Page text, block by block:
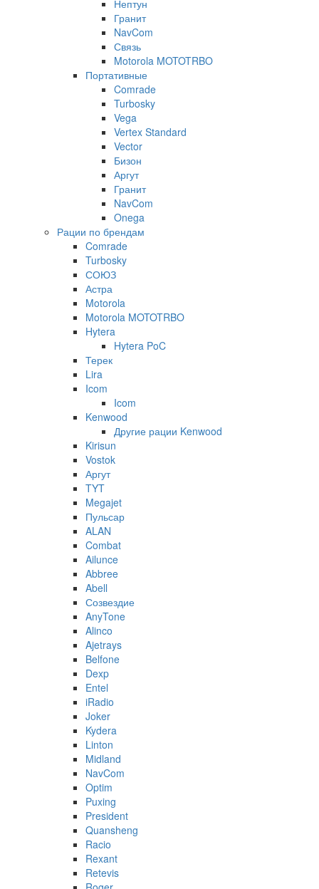
Нептун
Гранит
NavCom
Связь
Motorola MOTOTRBO
Портативные
Comrade
Turbosky
Vega
Vertex Standard
Vector
Бизон
Аргут
Гранит
NavCom
Onega
Рации по брендам
Comrade
Turbosky
СОЮЗ
Астра
Motorola
Motorola MOTOTRBO
Hytera
Hytera PoC
Терек
Lira
Icom
Icom
Kenwood
Другие рации Kenwood
Kirisun
Vostok
Аргут
TYT
Megajet
Пульсар
ALAN
Combat
Ailunce
Abbree
Abell
Созвездие
AnyTone
Alinco
Ajetrays
Belfone
Dexp
Entel
iRadio
Joker
Kydera
Linton
Midland
NavCom
Optim
Puxing
President
Quansheng
Racio
Rexant
Retevis